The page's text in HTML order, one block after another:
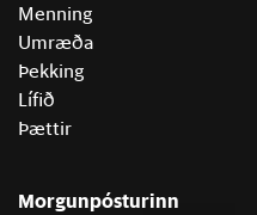
Menning
Umræða
Þekking
Lífið
Þættir
Morgunpósturinn